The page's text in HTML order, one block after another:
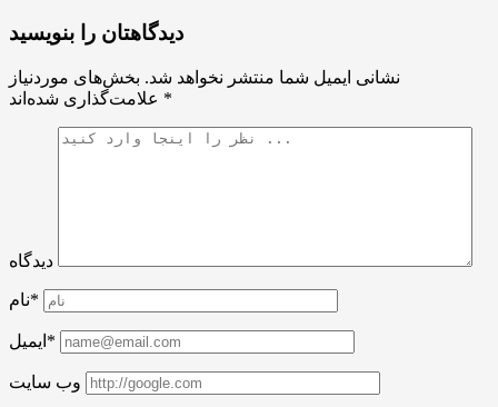
دیدگاهتان را بنویسید
نشانی ایمیل شما منتشر نخواهد شد. بخش‌های موردنیاز
*
دیدگاه
نام*
ایمیل*
وب سایت